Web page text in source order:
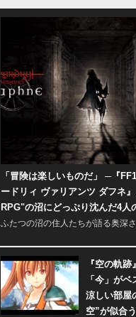
「冒険は楽しいものだ」 ─『
ードリィ ヴァリアンツ ダフネ
RPG"の沼にどっぷり沈んだ4人
ふたつの沼の住人たちが語る奥深さ
『空の軌
「今」がベ
涼しい部屋
空”が似合